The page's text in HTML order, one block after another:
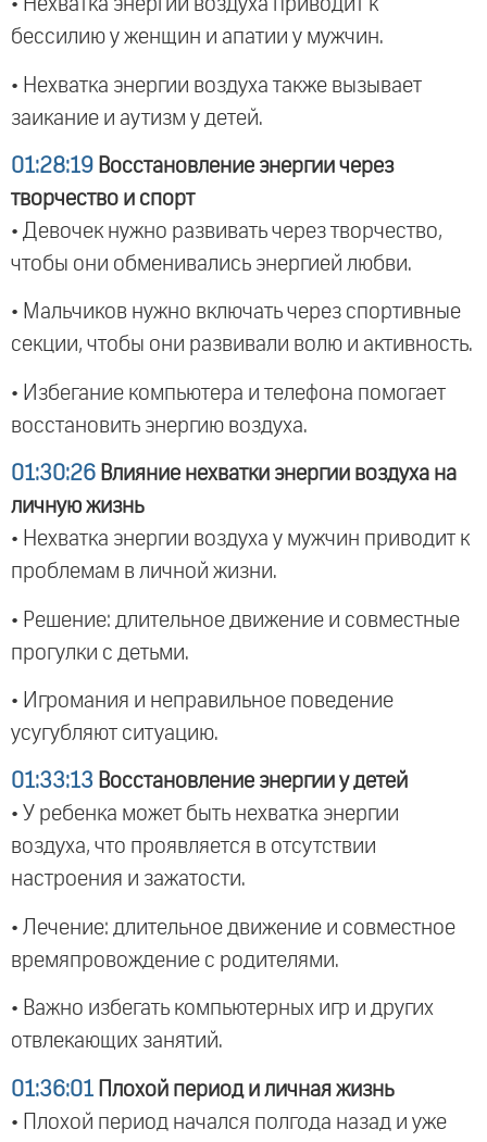
• Нехватка энергии воздуха приводит к
бессилию у женщин и апатии у мужчин.
• Нехватка энергии воздуха также вызывает
заикание и аутизм у детей.
01:28:19 Восстановление энергии через
творчество и спорт
• Девочек нужно развивать через творчество,
чтобы они обменивались энергией любви.
• Мальчиков нужно включать через спортивные
секции, чтобы они развивали волю и активность.
• Избегание компьютера и телефона помогает
восстановить энергию воздуха.
01:30:26 Влияние нехватки энергии воздуха на
личную жизнь
• Нехватка энергии воздуха у мужчин приводит к
проблемам в личной жизни.
• Решение: длительное движение и совместные
прогулки с детьми.
• Игромания и неправильное поведение
усугубляют ситуацию.
01:33:13 Восстановление энергии у детей
• У ребенка может быть нехватка энергии
воздуха, что проявляется в отсутствии
настроения и зажатости.
• Лечение: длительное движение и совместное
времяпровождение с родителями.
• Важно избегать компьютерных игр и других
отвлекающих занятий.
01:36:01 Плохой период и личная жизнь
• Плохой период начался полгода назад и уже